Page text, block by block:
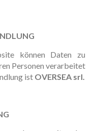
können Daten zu
Personen verarbeitet
ist OVERSEA srl.